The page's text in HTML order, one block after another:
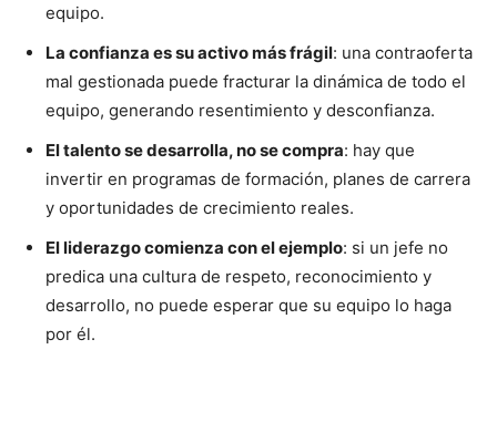
equipo.
La confianza es su activo más frágil: una contraoferta
mal gestionada puede fracturar la dinámica de todo el
equipo, generando resentimiento y desconfianza.
El talento se desarrolla, no se compra: hay que
invertir en programas de formación, planes de carrera
y oportunidades de crecimiento reales.
El liderazgo comienza con el ejemplo: si un jefe no
predica una cultura de respeto, reconocimiento y
desarrollo, no puede esperar que su equipo lo haga
por él.